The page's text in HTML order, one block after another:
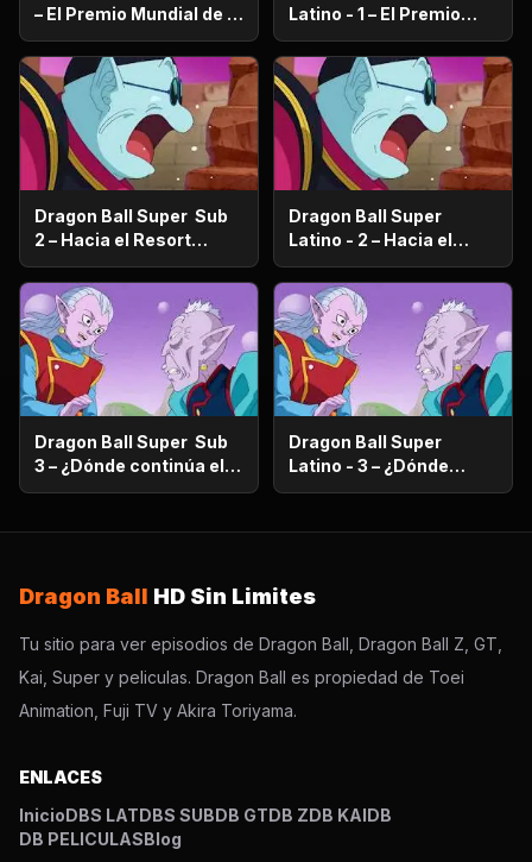
– El Premio Mundial de la
Paz ¿Quién se quedará
con los 100 millones de
Zenis?
Latino - 1 – El Premio
Mundial de la Paz
¿Quién se quedará con
los 100 millones de
Zenis?
Dragon Ball Super Sub
2 – Hacia el Resort
prometido ¿Vegeta se va
de viaje familiar?
Dragon Ball Super
Latino - 2 – Hacia el
Resort prometido
¿Vegeta se va de viaje
familiar?
Dragon Ball Super Sub
3 – ¿Dónde continúa el
sueño? ¡Encuentra al
Dragon Ball Super
Latino - 3 – ¿Dónde
continúa el sueño?
Saiyajin Dios!
Dragon Ball HD Sin Limites
Tu sitio para ver episodios de Dragon Ball, Dragon Ball Z, GT,
Kai, Super y peliculas. Dragon Ball es propiedad de Toei
Animation, Fuji TV y Akira Toriyama.
ENLACES
InicioDBS LATDBS SUBDB GTDB ZDB KAIDB
DB PELICULASBlog